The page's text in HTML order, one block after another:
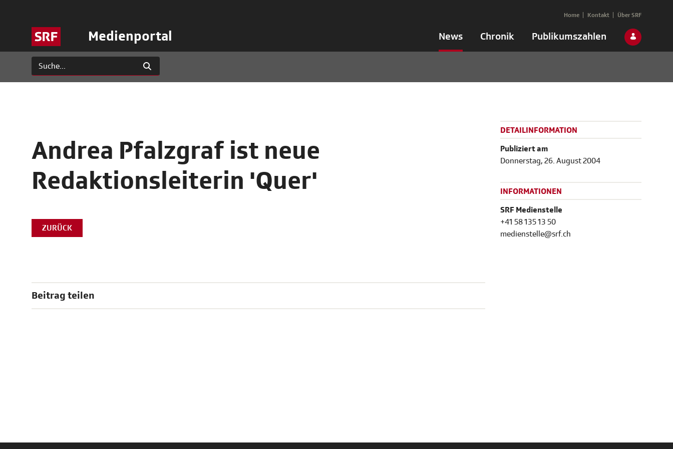
Medienportal News Chronik Publikumszahlen
Home Kontakt Über SRF
Andrea Pfalzgraf ist neue
Redaktionsleiterin 'Quer'
ZURÜCK
Beitrag teilen
DETAILINFORMATION
Publiziert am
Donnerstag, 26. August 2004
INFORMATIONEN
SRF Medienstelle
+41 58 135 13 50
medienstelle@srf.ch